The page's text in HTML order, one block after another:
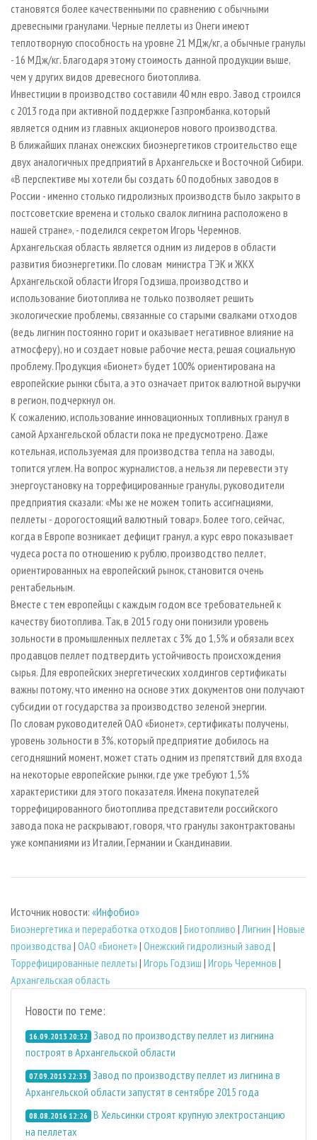
становятся более качественными по сравнению с обычными
древесными гранулами. Черные пеллеты из Онеги имеют
теплотворную способность на уровне 21 МДж/кг, а обычные гранулы
- 16 МДж/кг. Благодаря этому стоимость данной продукции выше,
чем у других видов древесного биотоплива.
Инвестиции в производство составили 40 млн евро. Завод строился
с 2013 года при активной поддержке Газпромбанка, который
является одним из главных акционеров нового производства.
В ближайших планах онежских биоэнергетиков строительство еще
двух аналогичных предприятий в Архангельске и Восточной Сибири.
«В перспективе мы хотели бы создать 60 подобных заводов в
России - именно столько гидролизных производств было закрыто в
постсоветские времена и столько свалок лигнина расположено в
нашей стране», - поделился секретом Игорь Черемнов.
Архангельская область является одним из лидеров в области
развития биоэнергетики. По словам министра ТЭК и ЖКХ
Архангельской области Игоря Годзиша, производство и
использование биотоплива не только позволяет решить
экологические проблемы, связанные со старыми свалками отходов
(ведь лигнин постоянно горит и оказывает негативное влияние на
атмосферу), но и создает новые рабочие места, решая социальную
проблему. Продукция «Бионет» будет 100% ориентирована на
европейские рынки сбыта, а это означает приток валютной выручки
в регион, подчеркнул он.
К сожалению, использование инновационных топливных гранул в
самой Архангельской области пока не предусмотрено. Даже
котельная, используемая для производства тепла на заводы,
топится углем. На вопрос журналистов, а нельзя ли перевести эту
энергоустановку на торрефицированные гранулы, руководители
предприятия сказали: «Мы же не можем топить ассигнациями,
пеллеты - дорогостоящий валютный товар». Более того, сейчас,
когда в Европе возникает дефицит гранул, а курс евро показывает
чудеса роста по отношению к рублю, производство пеллет,
ориентированных на европейский рынок, становится очень
рентабельным.
Вместе с тем европейцы с каждым годом все требовательней к
качеству биотоплива. Так, в 2015 году они понизили уровень
зольности в промышленных пеллетах с 3% до 1,5% и обязали всех
продавцов пеллет подтвердить устойчивость происхождения
сырья. Для европейских энергетических холдингов сертификаты
важны потому, что именно на основе этих документов они получают
субсидии от государства за производство зеленой энергии.
По словам руководителей ОАО «Бионет», сертификаты получены,
уровень зольности в 3%, который предприятие добилось на
сегодняшний момент, может стать одним из препятствий для входа
на некоторые европейские рынки, где уже требуют 1,5%
характеристики для этого показателя. Имена покупателей
торрефицированного биотоплива представители российского
завода пока не раскрывают, говоря, что гранулы законтрактованы
уже компаниями из Италии, Германии и Скандинавии.
Источник новости: «Инфобио»
Биoэнергетика и переработка отходов | Биотопливо |Лигнин | Новые
производства | ОАО «Бионет»| Онежский гидролизный завод |
Торрефицированные пеллеты | Игорь Годзиш | Игорь Черемнов |
Архангельская область
Новости по теме:
16.09.2013 20:32 Завод по производству пеллет из лигнина
построят в Архангельской области
07.09.2015 22:33 Завод по производству пеллет из лигнина в
Архангельской области запустят в сентябре 2015 года
08.08.2016 12:26 В Хельсинки строят крупную электростанцию
на пеллетах